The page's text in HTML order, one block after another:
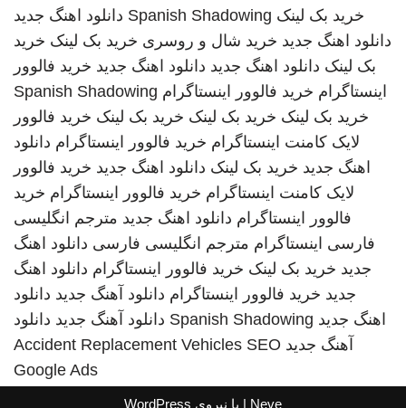
خرید بک لینک Spanish Shadowing دانلود اهنگ جدید
دانلود اهنگ جدید خرید شال و روسری خرید بک لینک خرید
بک لینک دانلود اهنگ جدید دانلود اهنگ جدید خرید فالوور
اینستاگرام خرید فالوور اینستاگرام Spanish Shadowing
خرید بک لینک خرید بک لینک خرید بک لینک خرید فالوور
لایک کامنت اینستاگرام خرید فالوور اینستاگرام دانلود
اهنگ جدید خرید بک لینک دانلود اهنگ جدید خرید فالوور
لایک کامنت اینستاگرام خرید فالوور اینستاگرام خرید
فالوور اینستاگرام دانلود اهنگ جدید مترجم انگلیسی
فارسی اینستاگرام مترجم انگلیسی فارسی دانلود اهنگ
جدید خرید بک لینک خرید فالوور اینستاگرام دانلود اهنگ
جدید خرید فالوور اینستاگرام دانلود آهنگ جدید دانلود
اهنگ جدید Spanish Shadowing دانلود آهنگ جدید دانلود
آهنگ جدید
Accident Replacement Vehicles SEO
Google Ads
Neve | با نیروی WordPress